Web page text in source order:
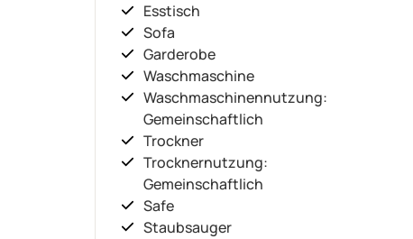
Esstisch
Sofa
Garderobe
Waschmaschine
Waschmaschinennutzung:
Gemeinschaftlich
Trockner
Trocknernutzung:
Gemeinschaftlich
Safe
Staubsauger